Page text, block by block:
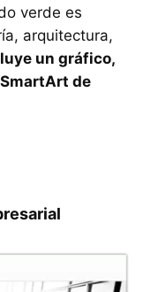
verde es
arquitectura,
un gráfico,
de